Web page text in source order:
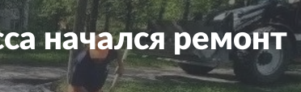
начался ремонт